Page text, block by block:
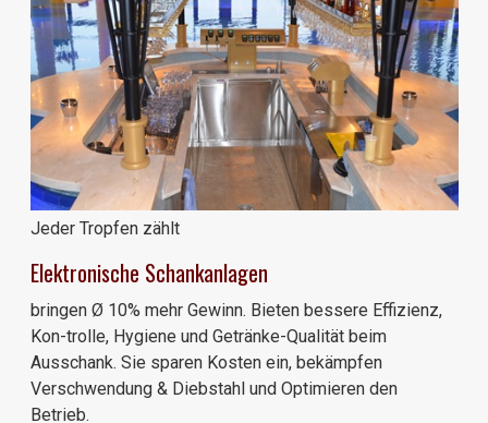
Jeder Tropfen zählt
Elektronische Schankanlagen
bringen Ø 10% mehr Gewinn. Bieten bessere Effizienz,
Kon-trolle, Hygiene und Getränke-Qualität beim
Ausschank. Sie sparen Kosten ein, bekämpfen
Verschwendung & Diebstahl und Optimieren den
Betrieb.